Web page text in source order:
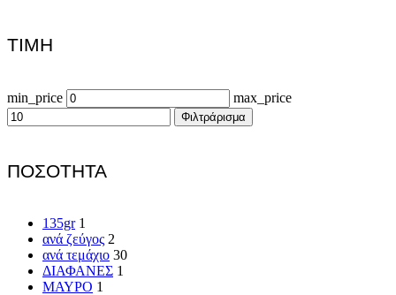
ΤΙΜΗ
min_price max_price
Φιλτράρισμα
ΠΟΣΟΤΗΤΑ
135gr 1
ανά ζεύγος 2
ανά τεμάχιο 30
ΔΙΑΦΑΝΕΣ 1
ΜΑΥΡΟ 1